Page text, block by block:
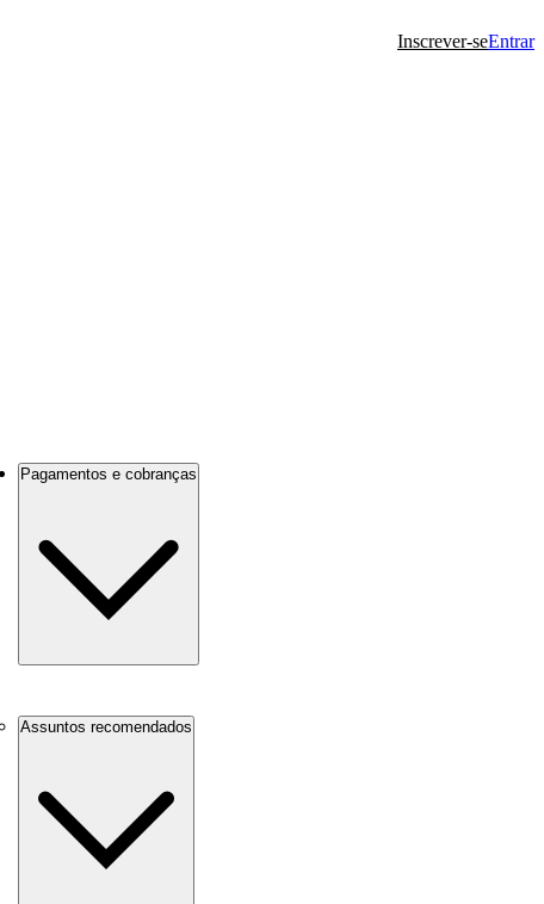
Inscrever-seEntrar
Pagamentos e cobranças
Assuntos recomendados